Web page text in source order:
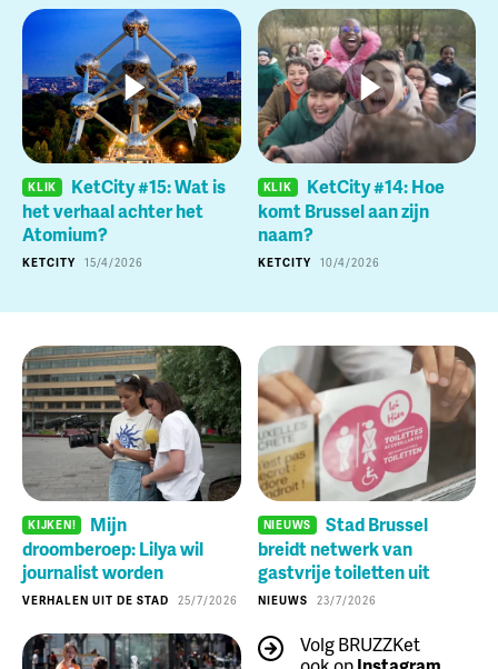
KLIK
KetCity #15: Wat is
het verhaal achter het
Atomium?
KETCITY 15/4/2026
KLIK
KetCity #14: Hoe
komt Brussel aan zijn
naam?
KETCITY 10/4/2026
KIJKEN!
Mijn
droomberoep: Lilya wil
journalist worden
VERHALEN UIT DE STAD 25/7/2026
NIEUWS
Stad Brussel
breidt netwerk van
gastvrije toiletten uit
NIEUWS 23/7/2026
Volg BRUZZKet